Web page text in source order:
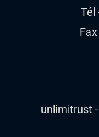
Tél
unlimitrust